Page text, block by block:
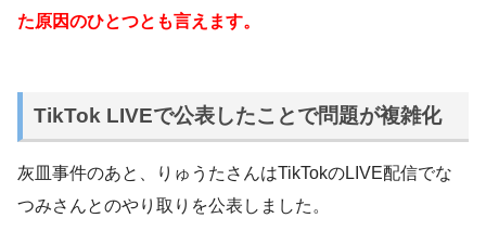
た原因のひとつとも言えます。
TikTok LIVEで公表したことで問題が複雑化
灰皿事件のあと、りゅうたさんはTikTokのLIVE配信でな
つみさんとのやり取りを公表しました。